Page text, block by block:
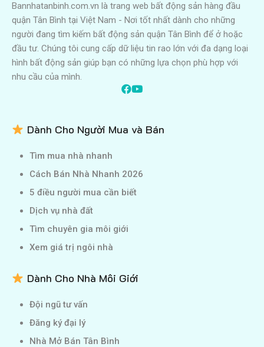
Bannhatanbinh.com.vn là trang web bất động sản hàng đầu
quận Tân Bình tại Việt Nam - Nơi tốt nhất dành cho những
người đang tìm kiếm bất động sản quận Tân Bình để ở hoặc
đầu tư. Chúng tôi cung cấp dữ liệu tin rao lớn với đa dạng loại
hình bất động sản giúp bạn có những lựa chọn phù hợp với
nhu cầu của mình.
Dành Cho Người Mua và Bán
Tìm mua nhà nhanh
Cách Bán Nhà Nhanh 2026
5 điều người mua cần biết
Dịch vụ nhà đất
Tìm chuyên gia môi giới
Xem giá trị ngôi nhà
Dành Cho Nhà Môi Giới
Đội ngũ tư vấn
Đăng ký đại lý
Nhà Mở Bán Tân Bình